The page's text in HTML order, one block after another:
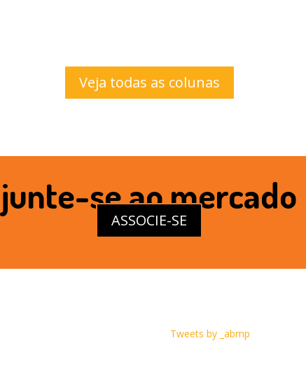
Veja todas as colunas
junte-se ao mercado
ASSOCIE-SE
Tweets by _abmp